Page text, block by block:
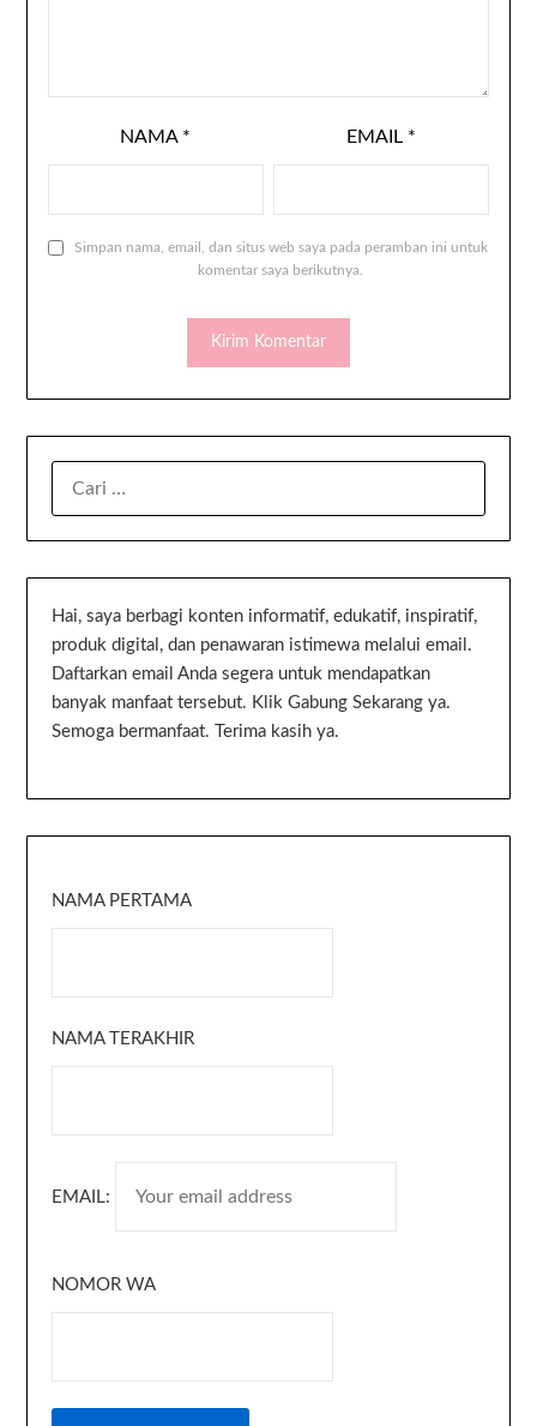
NAMA * EMAIL *
Simpan nama, email, dan situs web saya pada peramban ini untuk
komentar saya berikutnya.
Hai, saya berbagi konten informatif, edukatif, inspiratif,
produk digital, dan penawaran istimewa melalui email.
Daftarkan email Anda segera untuk mendapatkan
banyak manfaat tersebut. Klik Gabung Sekarang ya.
Semoga bermanfaat. Terima kasih ya.
NAMA PERTAMA
NAMA TERAKHIR
EMAIL:
NOMOR WA